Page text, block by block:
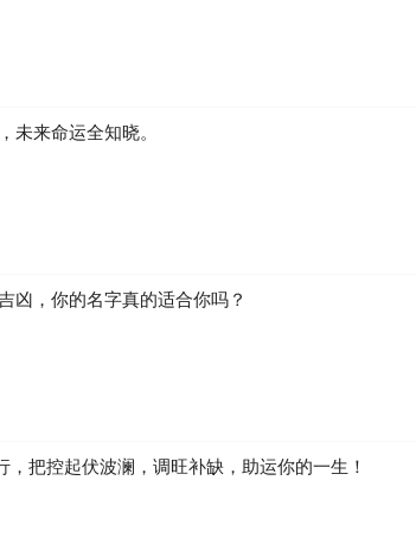
未来命运全知晓。
凶，你的名字真的适合你吗？
把控起伏波澜，调旺补缺，助运你的一生！